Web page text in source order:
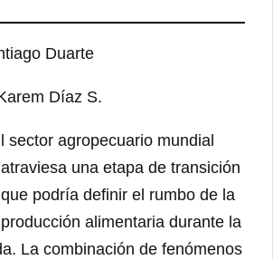
Duarte
Díaz S.
l sector agropecuario mundial
atraviesa una etapa de transición
que podría definir el rumbo de la
producción alimentaria durante la
La combinación de fenómenos